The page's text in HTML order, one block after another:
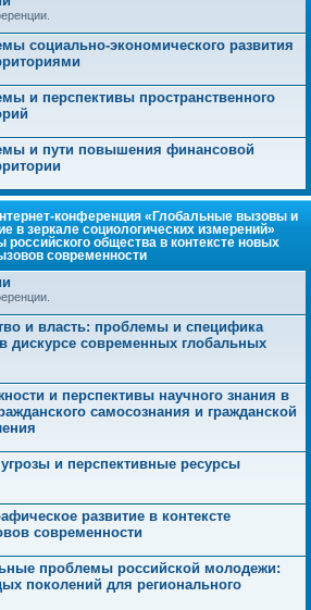
социально-экономического развития
и перспективы пространственного
и пути повышения финансовой
конференция «Глобальные вызовы и
в зеркале социологических измерений»
общества в контексте новых
современности
и власть: проблемы и специфика
дискурсе современных глобальных
и перспективы научного знания в
самосознания и гражданской
и перспективные ресурсы
развитие в контексте
современности
проблемы российской молодежи:
поколений для регионального